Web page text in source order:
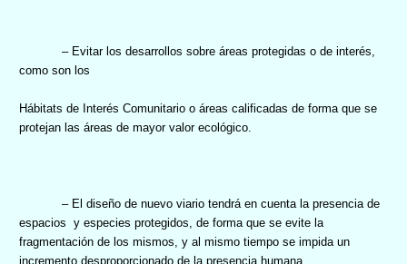
– Evitar los desarrollos sobre áreas protegidas o de interés,
como son los
Hábitats de Interés Comunitario o áreas calificadas de forma que se
protejan las áreas de mayor valor ecológico.
– El diseño de nuevo viario tendrá en cuenta la presencia de
espacios y especies protegidos, de forma que se evite la
fragmentación de los mismos, y al mismo tiempo se impida un
incremento desproporcionado de la presencia humana.